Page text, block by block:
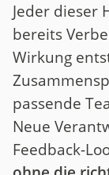
Jeder dieser
bereits
Wirkung
passende
Neue
Feedback-